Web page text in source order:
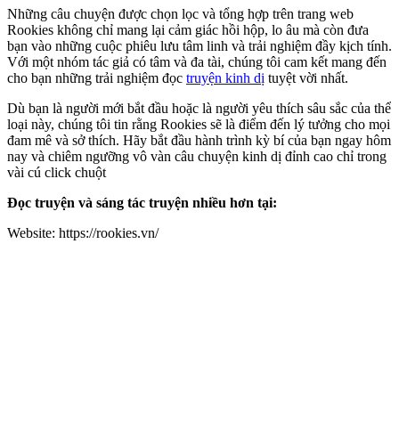
Những câu chuyện được chọn lọc và tổng hợp trên trang web
Rookies không chỉ mang lại cảm giác hồi hộp, lo âu mà còn đưa
bạn vào những cuộc phiêu lưu tâm linh và trải nghiệm đầy kịch tính.
Với một nhóm tác giả có tâm và đa tài, chúng tôi cam kết mang đến
cho bạn những trải nghiệm đọc truyện kinh dị tuyệt vời nhất.
Dù bạn là người mới bắt đầu hoặc là người yêu thích sâu sắc của thể
loại này, chúng tôi tin rằng Rookies sẽ là điểm đến lý tưởng cho mọi
đam mê và sở thích. Hãy bắt đầu hành trình kỳ bí của bạn ngay hôm
nay và chiêm ngưỡng vô vàn câu chuyện kinh dị đỉnh cao chỉ trong
vài cú click chuột
Đọc truyện và sáng tác truyện nhiều hơn tại:
Website: https://rookies.vn/